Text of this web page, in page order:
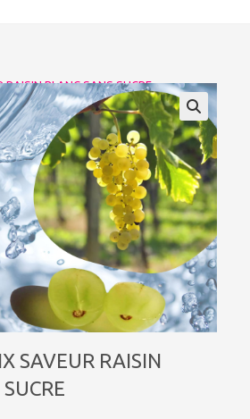
BLANC SANS SUCRE
SAVEUR RAISIN